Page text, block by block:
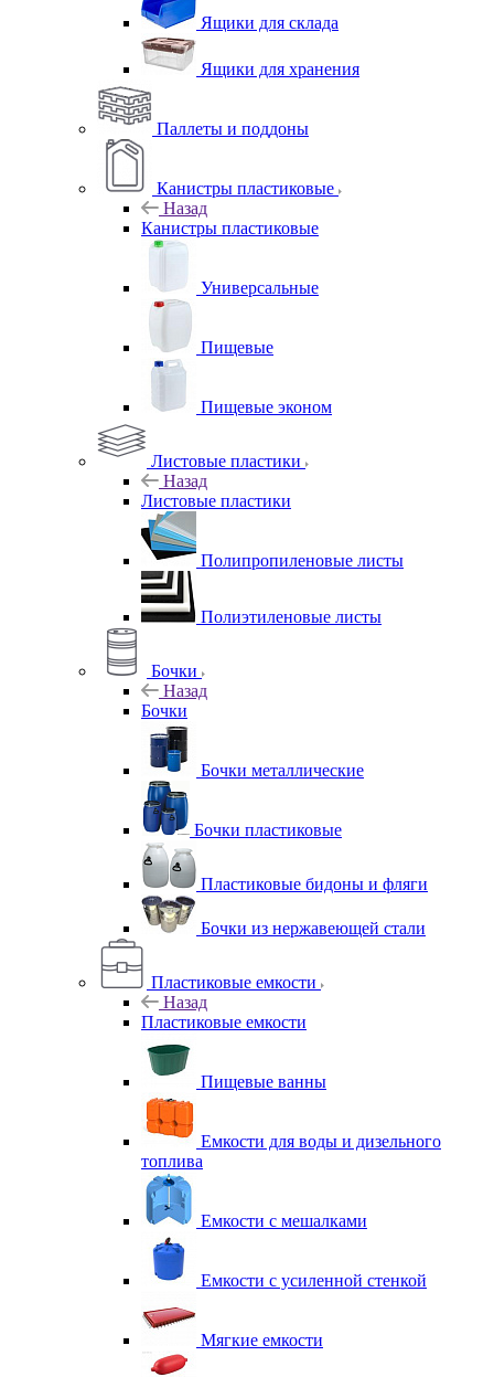
Ящики для склада
Ящики для хранения
Паллеты и поддоны
Канистры пластиковые
Назад
Канистры пластиковые
Универсальные
Пищевые
Пищевые эконом
Листовые пластики
Назад
Листовые пластики
Полипропиленовые листы
Полиэтиленовые листы
Бочки
Назад
Бочки
Бочки металлические
Бочки пластиковые
Пластиковые бидоны и фляги
Бочки из нержавеющей стали
Пластиковые емкости
Назад
Пластиковые емкости
Пищевые ванны
Емкости для воды и дизельного
топлива
Емкости с мешалками
Емкости с усиленной стенкой
Мягкие емкости